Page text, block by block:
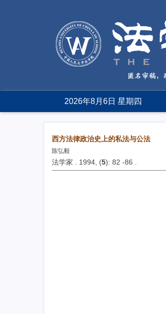
2026年8月6日 星期四
西方法律政治史上的私法与公法
陈弘毅
法学家 . 1994, (5): 82 -86 .